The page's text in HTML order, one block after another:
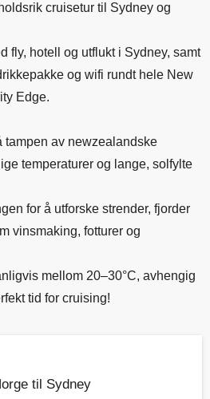
cruisetur til Sydney og
fly, hotell og utflukt i Sydney, samt
og wifi rundt hele New
Edge.
av newzealandske
temperaturer og lange, solfylte
for å utforske strender, fjorder
vinsmaking, fotturer og
mellom 20–30°C, avhengig
tid for cruising!
til Sydney